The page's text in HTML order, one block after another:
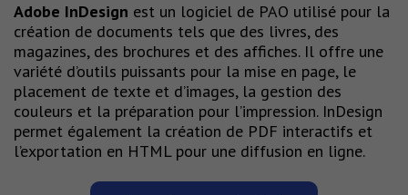
Adobe InDesign est un logiciel de PAO utilisé pour la
création de documents tels que des livres, des
magazines, des brochures et des affiches. Il offre une
variété d’outils puissants pour la mise en page, le
placement de texte et d’images, la gestion des
couleurs et la préparation pour l’impression. InDesign
permet également la création de PDF interactifs et
l’exportation en HTML pour une diffusion en ligne.